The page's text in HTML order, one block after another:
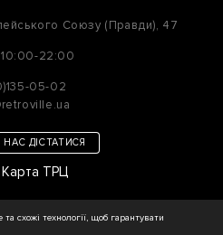
Союзу (Правди), 47
10:00-22:00
05-02
НАС ДІСТАТИСЯ
Карта ТРЦ
схожі технології, щоб гарантувати